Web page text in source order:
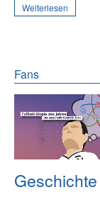
Weiterlesen
Fans
Geschichte